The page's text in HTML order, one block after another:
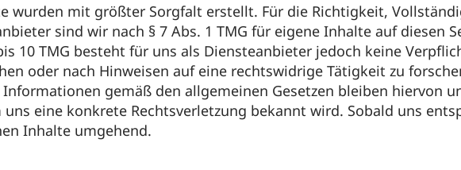
wurden mit größter Sorgfalt erstellt. Für die Richtigkeit,
sind wir nach § 7 Abs. 1 TMG für eigene Inhalte auf diesen
10 TMG besteht für uns als Diensteanbieter jedoch keine
oder nach Hinweisen auf eine rechtswidrige Tätigkeit zu
gemäß den allgemeinen Gesetzen bleiben hiervon
eine konkrete Rechtsverletzung bekannt wird. Sobald uns
Inhalte umgehend.